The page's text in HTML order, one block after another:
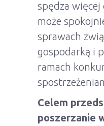
spędza więcej
może
sprawach
gospodarką i
ramach
Celem
poszerzanie